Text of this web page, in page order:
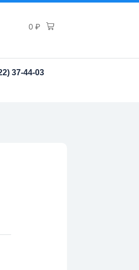
0 ₽
37-44-03